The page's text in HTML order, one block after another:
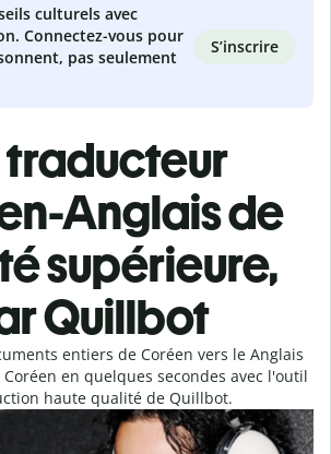
culturels avec
Connectez-vous pour
pas seulement
S’inscrire
traducteur
Anglais de
supérieure,
Quillbot
entiers de Coréen vers le Anglais
en quelques secondes avec l'outil
haute qualité de Quillbot.